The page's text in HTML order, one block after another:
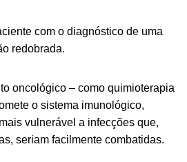
com o diagnóstico de uma
redobrada.
oncológico – como quimioterapia
o sistema imunológico,
vulnerável a infecções que,
seriam facilmente combatidas.